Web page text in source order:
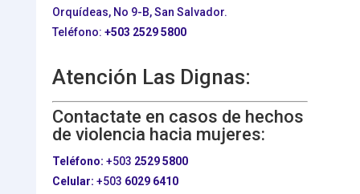
Orquídeas, No 9-B, San Salvador.
Teléfono: +503 2529 5800
Atención Las Dignas:
Contactate en casos de hechos
de violencia hacia mujeres:
Teléfono: +503 2529 5800
Celular: +503 6029 6410